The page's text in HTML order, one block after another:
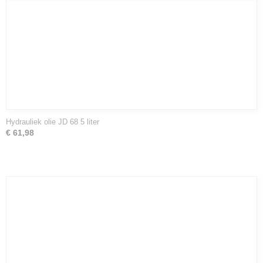
Hydrauliek olie JD 68 5 liter
€ 61,98